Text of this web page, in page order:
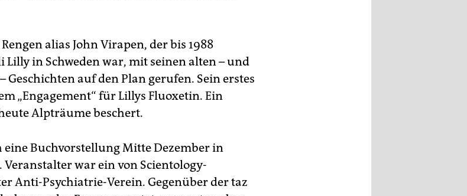
alias John Virapen, der bis 1988
Lilly in Schweden war, mit seinen alten – und
auf den Plan gerufen. Sein erstes
„Engagement“ für Lillys Fluoxetin. Ein
Alpträume beschert.
eine Buchvorstellung Mitte Dezember in
war ein von Scientology-
Anti-Psychiatrie-Verein. Gegenüber der taz